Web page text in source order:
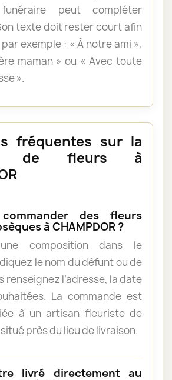
peut compléter
texte doit rester court afin
exemple : « À notre ami »,
maman » ou « Avec toute
».
fréquentes sur la
de fleurs à
des fleurs
à CHAMPDOR ?
composition dans le
le nom du défunt ou de
renseignez l’adresse, la date
La commande est
à un artisan fleuriste de
près du lieu de livraison.
livré directement au